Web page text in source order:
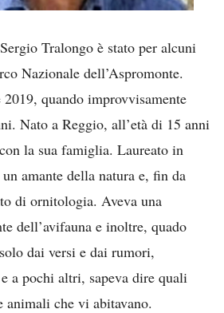
Sergio Tralongo è stato per alcuni
Nazionale dell’Aspromonte.
quando improvvisamente
Nato a Reggio, all’età di 15 anni
la sua famiglia. Laureato in
amante della natura e, fin da
di ornitologia. Aveva una
dell’avifauna e inoltre, quado
dai versi e dai rumori,
a pochi altri, sapeva dire quali
animali che vi abitavano.